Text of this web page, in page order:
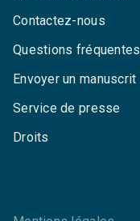
Contactez-nous
Questions fréquentes
Envoyer un manuscrit
Service de presse
Droits